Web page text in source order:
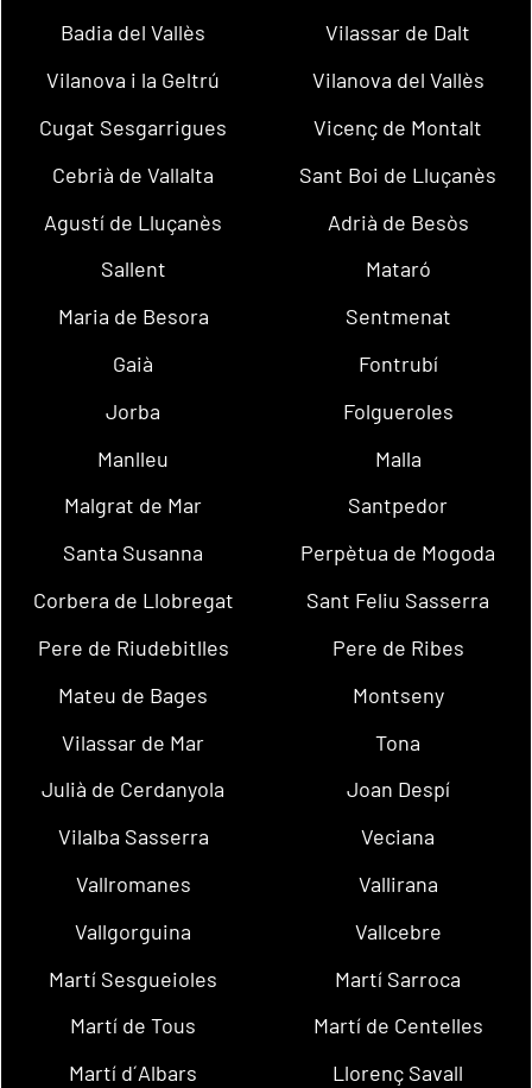
Badia del Vallès
Vilassar de Dalt
Vilanova i la Geltrú
Vilanova del Vallès
Cugat Sesgarrigues
Vicenç de Montalt
Cebrià de Vallalta
Sant Boi de Lluçanès
Agustí de Lluçanès
Adrià de Besòs
Sallent
Mataró
Maria de Besora
Sentmenat
Gaià
Fontrubí
Jorba
Folgueroles
Manlleu
Malla
Malgrat de Mar
Santpedor
Santa Susanna
Perpètua de Mogoda
Corbera de Llobregat
Sant Feliu Sasserra
Pere de Riudebitlles
Pere de Ribes
Mateu de Bages
Montseny
Vilassar de Mar
Tona
Julià de Cerdanyola
Joan Despí
Vilalba Sasserra
Veciana
Vallromanes
Vallirana
Vallgorguina
Vallcebre
Martí Sesgueioles
Martí Sarroca
Martí de Tous
Martí de Centelles
Martí d´Albars
Llorenç Savall